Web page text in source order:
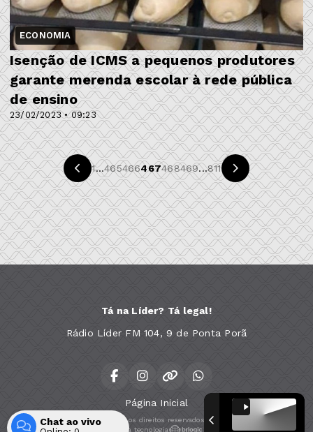
ECONOMIA
23/02/2023 • 09:23
Isenção de ICMS a pequenos produtores
garante merenda escolar à rede pública
de ensino
1...465466467468469...811
Tá na Líder? Tá legal!
Rádio Líder FM 104, 9 de Ponta Porã
Página Inicial
Todos os direitos reservados.
Com a tecnologia
Chat ao vivo